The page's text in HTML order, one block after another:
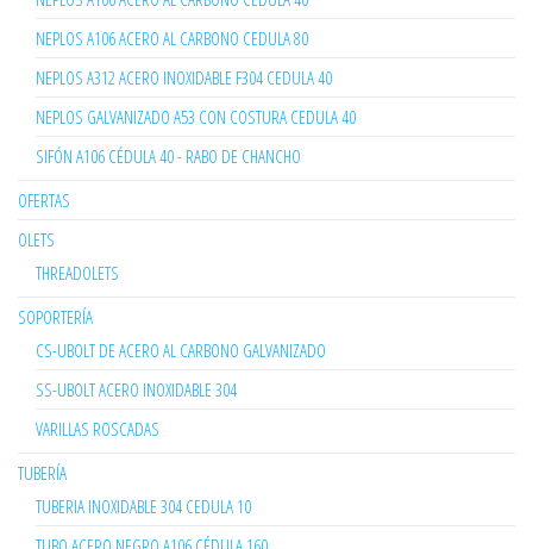
NEPLOS A106 ACERO AL CARBONO CEDULA 80
NEPLOS A312 ACERO INOXIDABLE F304 CEDULA 40
NEPLOS GALVANIZADO A53 CON COSTURA CEDULA 40
SIFÓN A106 CÉDULA 40 - RABO DE CHANCHO
OFERTAS
OLETS
THREADOLETS
SOPORTERÍA
CS-UBOLT DE ACERO AL CARBONO GALVANIZADO
SS-UBOLT ACERO INOXIDABLE 304
VARILLAS ROSCADAS
TUBERÍA
TUBERIA INOXIDABLE 304 CEDULA 10